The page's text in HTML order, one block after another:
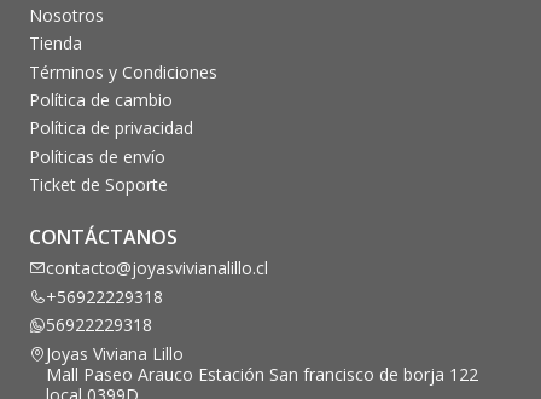
Nosotros
Tienda
Términos y Condiciones
Política de cambio
Política de privacidad
Políticas de envío
Ticket de Soporte
CONTÁCTANOS
contacto@joyasvivianalillo.cl
+56922229318
56922229318
Joyas Viviana Lillo
Mall Paseo Arauco Estación San francisco de borja 122
local 0399D